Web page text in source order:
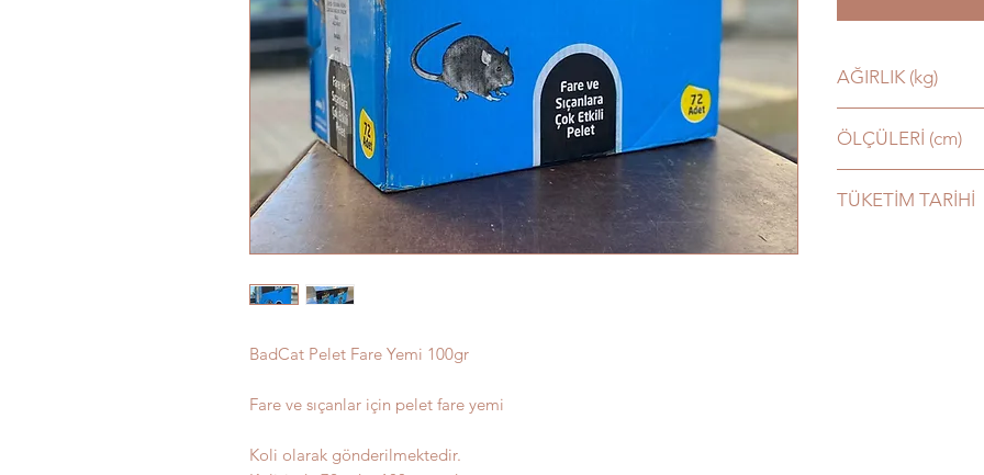
BadCat Pelet Fare Yemi 100gr
Fare ve sıçanlar için pelet fare yemi
Koli olarak gönderilmektedir.
AĞIRLIK (kg)
ÖLÇÜLERİ (cm)
TÜKETİM TARİHİ